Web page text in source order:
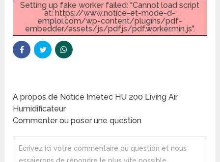
Setting up fake worker failed: "Cannot load script
at: https://www.notice-et-mode-d-
emploi.com/wp-content/plugins/pdf-
embedder/assets/js/pdfjs/pdf.worker.min.js".
A propos de Notice Imetec HU 200 Living Air
Humidificateur
Commenter ou poser une question